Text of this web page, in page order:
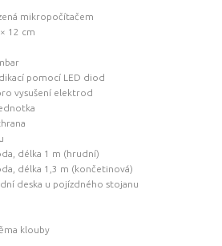
mikropočítačem
12 cm
pomocí LED diod
vysušení elektrod
délka 1 m (hrudní)
délka 1,3 m (končetinová)
deska u pojízdného stojanu
klouby